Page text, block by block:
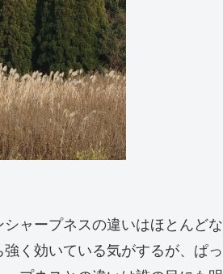
ャープネスの違いはほとんど
く効いている気がするが、ぱ